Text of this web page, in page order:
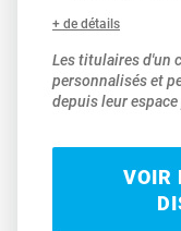
+ de détails
Les titulaires d'un
personnalisés et
depuis leur espace
VOIR